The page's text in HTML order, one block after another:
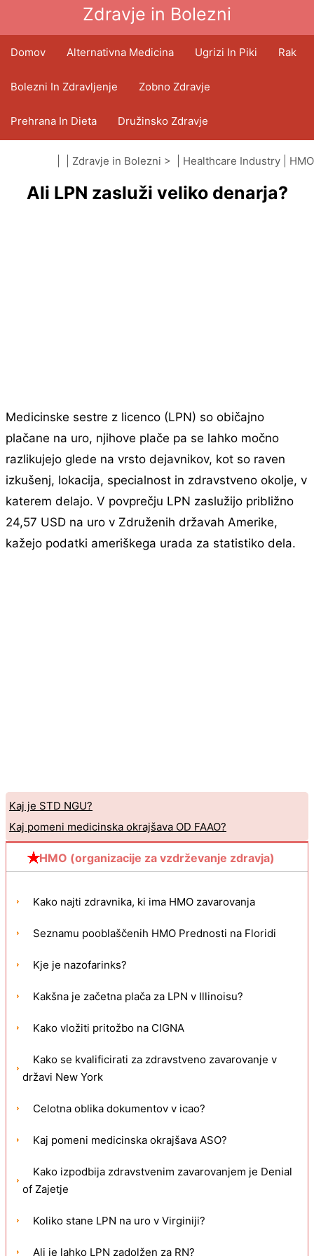
Zdravje in Bolezni
Domov Alternativna Medicina Ugrizi In Piki Rak
Bolezni In Zdravljenje Zobno Zdravje
Prehrana In Dieta Družinsko Zdravje
Zdravstveni Sektor Duševno Zdravje
Javno Zdravje In Varnost Operacije In Posegi
Zdravje in Bolezni > | Healthcare Industry HMO
(organizacije za vzdrževanje zdravja)
Ali LPN zasluži veliko denarja?
Medicinske sestre z licenco (LPN) so običajno
plačane na uro, njihove plače pa se lahko močno
razlikujejo glede na vrsto dejavnikov, kot so raven
izkušenj, lokacija, specialnost in zdravstveno okolje, v
katerem delajo. V povprečju LPN zaslužijo približno
24,57 USD na uro v Združenih državah Amerike,
kažejo podatki ameriškega urada za statistiko dela.
Kaj je STD NGU?
Kaj pomeni medicinska okrajšava OD FAAO?
HMO (organizacije za vzdrževanje zdravja)
Kako najti zdravnika, ki ima HMO zavarovanja
Seznamu pooblaščenih HMO Prednosti na Floridi
Kje je nazofarinks?
Kakšna je začetna plača za LPN v Illinoisu?
Kako vložiti pritožbo na CIGNA
Kako se kvalificirati za zdravstveno zavarovanje v
državi New York
Celotna oblika dokumentov v icao?
Kaj pomeni medicinska okrajšava ASO?
Kako izpodbija zdravstvenim zavarovanjem je Denial
of Zajetje
Koliko stane LPN na uro v Virginiji?
Ali je lahko LPN zadolžen za RN?